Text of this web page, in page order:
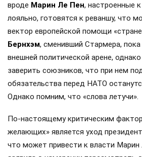
вроде Марин Ле Пен, настроенные
лояльно, готовятся к реваншу, что
вектор европейской помощи
Бернхэм, сменивший Стармера,
внешней политической арене,
заверить союзников, что при нем
обязательства перед НАТО
Однако помним, что «слова летучи».
По-настоящему критическим
желающих» является уход
что может привести к власти